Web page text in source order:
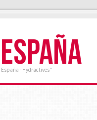
- Hydractives"